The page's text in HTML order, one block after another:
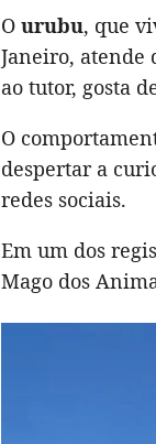
O urubu, que
Janeiro, atende
ao tutor, gosta
O
despertar a
redes sociais.
Em um dos
Mago dos